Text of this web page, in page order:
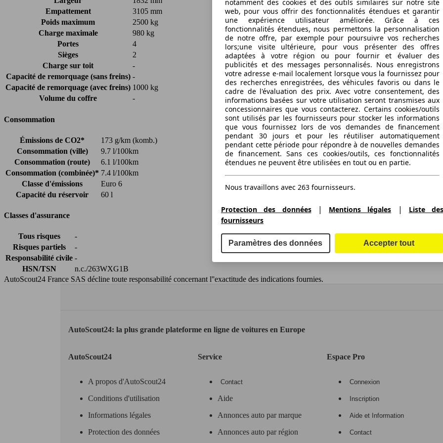
Empattement
3105 mm
Poids maximum
2500 kg
Charge maximale
980 kg
Portes
4
Sièges
2
Charge sur toit
-
Capacité de remorquage (sans freins) -
Capacité de remorquage (avec freins) 1000 kg
Volume du coffre
-
Consommation
Émissions de CO2*
173 g/km (komb.)
Consommation (ville)
9.7 l/100km
Consommation (route)
6.1 l/100km
Consommation (combinée)* 7.4 l/100km
Classe d'émissions
Euro 6
Capacité du réservoir
60 l
Classes d'assurance
Tous risques
-
Risques partiels
-
Responsabilité civile -
HSN/TSN
n.c./263WXG1B
AutoScout24 France SAS décline toute responsabilité concernant l''exactitude des indications fournies.
AutoScout24: la plus grande plateforme en ligne de voitures en Europe
AutoScout24
A propos d'AutoScout24
Conditions d'utilisation
Informations légales
Protection des données
Service
Contact
Aide
Annonces auto par marque
Annonces auto par région
Espace Pro
Connexion
Inscription
Aide et Information
Contact
notamment des cookies et des outils similaires sur notre site
web, pour vous offrir des fonctionnalités étendues et garantir
une expérience utilisateur améliorée. Grâce à ces
fonctionnalités étendues, nous permettons la personnalisation
de notre offre, par exemple pour poursuivre vos recherches
lors;une visite ultérieure, pour vous présenter des offres
adaptées à votre région ou pour fournir et évaluer des
publicités et des messages personnalisés. Nous enregistrons
votre adresse e-mail localement lorsque vous la fournissez pour
des recherches enregistrées, des véhicules favoris ou dans le
cadre de l'évaluation des prix. Avec votre consentement, des
informations basées sur votre utilisation seront transmises aux
concessionnaires que vous contacterez. Certains cookies/outils
sont utilisés par les fournisseurs pour stocker les informations
que vous fournissez lors de vos demandes de financement
pendant 30 jours et pour les réutiliser automatiquement
pendant cette période pour répondre à de nouvelles demandes
de financement. Sans ces cookies/outils, ces fonctionnalités
étendues ne peuvent être utilisées en tout ou en partie.
Nous travaillons avec 263 fournisseurs.
Protection des données| Mentions légales |
Liste des
fournisseurs
Paramètres des données Accepter tout